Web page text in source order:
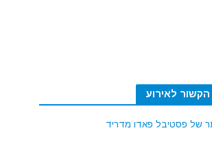
הקשור לאירוע
של פסטיבל פאדו מדריד